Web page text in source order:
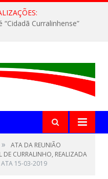
Curralinhense”
»
ATA DA REUNIÃO
CURRALINHO, REALIZADA
ATA 15-03-2019